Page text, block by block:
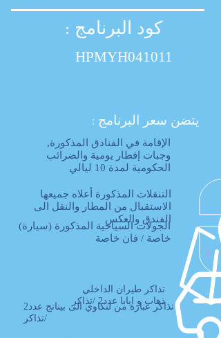
يتضن سعر البرنامج :
الإقامة في الفنادق المذكورة,
وجبات إفطار یومیة والضرائب
الحكومیة لمدة 10 لیالي
التنقلات المذكورة أعلاه جمیعها
الاستقبال من المطار والنقل الى
الفندق والعكس
تذاكر طيران الداخلي
ذهاب و ايابا عدد2 /تذاكر
HPMYH041011
كود البرنامج :
(الجولات السیاحیة المذكورة (سيارة
خاصة / فان خاصة
تذاكر عبارة من لنكاوي الى بينانج عدد2
/تذاكر